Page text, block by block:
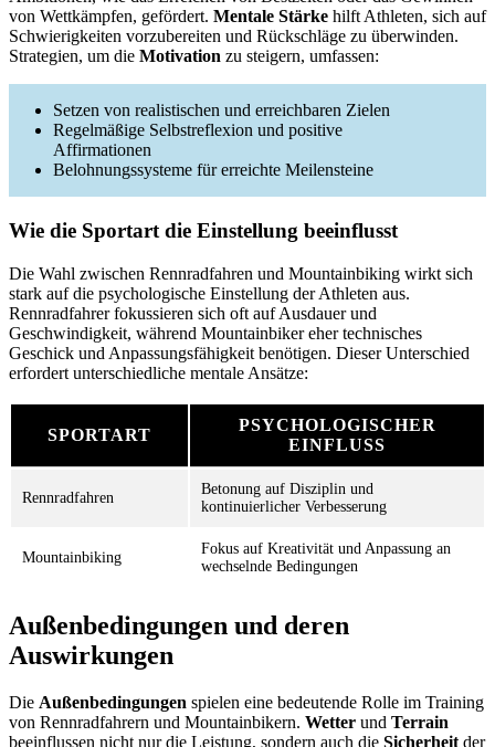
von Wettkämpfen, gefördert. Mentale Stärke hilft Athleten, sich auf
Schwierigkeiten vorzubereiten und Rückschläge zu überwinden.
Strategien, um die Motivation zu steigern, umfassen:
Setzen von realistischen und erreichbaren Zielen
Regelmäßige Selbstreflexion und positive
Affirmationen
Belohnungssysteme für erreichte Meilensteine
Wie die Sportart die Einstellung beeinflusst
Die Wahl zwischen Rennradfahren und Mountainbiking wirkt sich
stark auf die psychologische Einstellung der Athleten aus.
Rennradfahrer fokussieren sich oft auf Ausdauer und
Geschwindigkeit, während Mountainbiker eher technisches
Geschick und Anpassungsfähigkeit benötigen. Dieser Unterschied
erfordert unterschiedliche mentale Ansätze:
SPORTART
PSYCHOLOGISCHER
EINFLUSS
Rennradfahren
Betonung auf Disziplin und
kontinuierlicher Verbesserung
Mountainbiking
Fokus auf Kreativität und Anpassung an
wechselnde Bedingungen
Außenbedingungen und deren
Auswirkungen
Die Außenbedingungen spielen eine bedeutende Rolle im Training
von Rennradfahrern und Mountainbikern. Wetter und Terrain
beeinflussen nicht nur die Leistung, sondern auch die Sicherheit der